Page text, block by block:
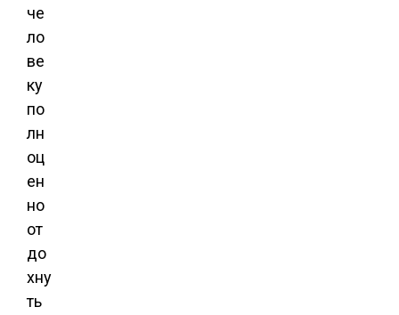
че
ло
ве
ку
по
лн
оц
ен
но
от
до
хну
ть